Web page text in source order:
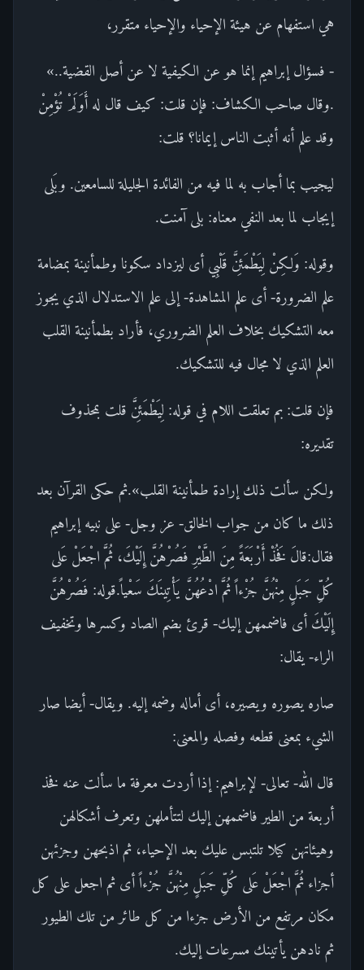
هي استفهام عن هيئة الإحياء والإحياء متقرر،
- فسؤال إبراهيم إنما هو عن الكيفية لا عن أصل القضية..»
.وقال صاحب الكشاف: فإن قلت: كيف قال له أَوَلَمْ تُؤْمِنْ
وقد علم أنه أثبت الناس إيمانا؟ قلت:
ليجيب بما أجاب به لما فيه من الفائدة الجليلة للسامعين. وبَلى
إيجاب لما بعد النفي معناه: بلى آمنت.
وقوله: وَلكِنْ لِيَطْمَئِنَّ قَلْبِي أى ليزداد سكونا وطمأنينة بمضامة
علم الضرورة- أى علم المشاهدة- إلى علم الاستدلال الذي يجوز
معه التشكيك بخلاف العلم الضروري، فأراد بطمأنينة القلب
العلم الذي لا مجال فيه للتشكيك.
فإن قلت: بم تعلقت اللام في قوله: لِيَطْمَئِنَّ قلت بمحذوف
تقديره:
ولكن سألت ذلك إرادة طمأنينة القلب».ثم حكى القرآن بعد
ذلك ما كان من جواب الخالق- عز وجل- على نبيه إبراهيم
فقال:قالَ فَخُذْ أَرْبَعَةً مِنَ الطَّيْرِ فَصُرْهُنَّ إِلَيْكَ، ثُمَّ اجْعَلْ عَلى
كُلِّ جَبَلٍ مِنْهُنَّ جُزْءاً ثُمَّ ادْعُهُنَّ يَأْتِينَكَ سَعْياً.قوله: فَصُرْهُنَّ
إِلَيْكَ أى فاضممهن إليك- قرئ بضم الصاد وكسرها وتخفيف
الراء- يقال:
صاره يصوره ويصيره، أى أماله وضمه إليه. ويقال- أيضا صار
الشيء بمعنى قطعه وفصله والمعنى:
قال الله- تعالى- لإبراهيم: إذا أردت معرفة ما سألت عنه فخذ
أربعة من الطير فاضممهن إليك لتتأملهن وتعرف أشكالهن
وهيئاتهن كيلا تلتبس عليك بعد الإحياء، ثم اذبحهن وجزئهن
أجزاء ثُمَّ اجْعَلْ عَلى كُلِّ جَبَلٍ مِنْهُنَّ جُزْءاً أى ثم اجعل على كل
مكان مرتفع من الأرض جزءا من كل طائر من تلك الطيور
ثم نادهن يأتينك مسرعات إليك.